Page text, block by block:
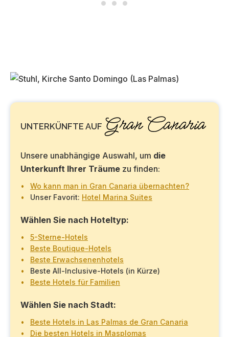
UNTERKÜNFTE AUF Gran Canaria
Unsere unabhängige Auswahl, um die
Unterkunft Ihrer Träume zu finden:
Wo kann man in Gran Canaria übernachten?
Unser Favorit: Hotel Marina Suites
Wählen Sie nach Hoteltyp:
5-Sterne-Hotels
Beste Boutique-Hotels
Beste Erwachsenenhotels
Beste All-Inclusive-Hotels (in Kürze)
Beste Hotels für Familien
Wählen Sie nach Stadt:
Beste Hotels in Las Palmas de Gran Canaria
Die besten Hotels in Masplomas